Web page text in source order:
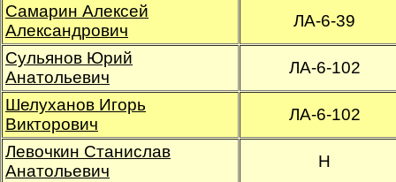
Самарин Алексей
Александрович
ЛА-6-39
Сульянов Юрий
Анатольевич
ЛА-6-102
Шелуханов Игорь
Викторович
ЛА-6-102
Левочкин Станислав
Анатольевич
Н